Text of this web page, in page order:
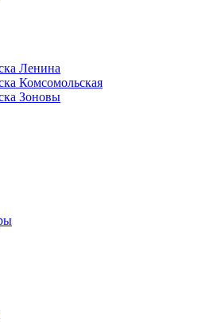
Ленина
Комсомольская
Зоновы